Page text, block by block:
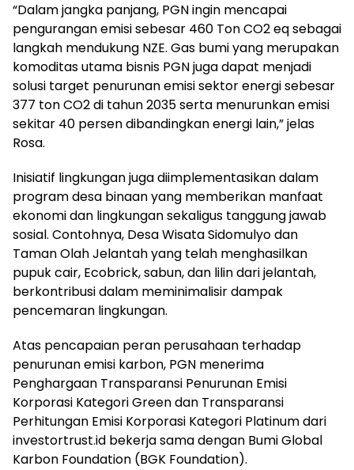
“Dalam jangka panjang, PGN ingin mencapai
pengurangan emisi sebesar 460 Ton CO2 eq sebagai
langkah mendukung NZE. Gas bumi yang merupakan
komoditas utama bisnis PGN juga dapat menjadi
solusi target penurunan emisi sektor energi sebesar
377 ton CO2 di tahun 2035 serta menurunkan emisi
sekitar 40 persen dibandingkan energi lain,” jelas
Rosa.
Inisiatif lingkungan juga diimplementasikan dalam
program desa binaan yang memberikan manfaat
ekonomi dan lingkungan sekaligus tanggung jawab
sosial. Contohnya, Desa Wisata Sidomulyo dan
Taman Olah Jelantah yang telah menghasilkan
pupuk cair, Ecobrick, sabun, dan lilin dari jelantah,
berkontribusi dalam meminimalisir dampak
pencemaran lingkungan.
Atas pencapaian peran perusahaan terhadap
penurunan emisi karbon, PGN menerima
Penghargaan Transparansi Penurunan Emisi
Korporasi Kategori Green dan Transparansi
Perhitungan Emisi Korporasi Kategori Platinum dari
investortrust.id bekerja sama dengan Bumi Global
Karbon Foundation (BGK Foundation).